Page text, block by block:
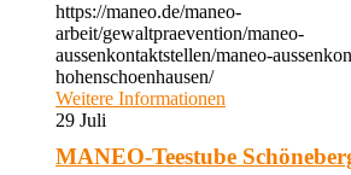
https://maneo.de/maneo-
arbeit/gewaltpraevention/maneo-
aussenkontaktstellen/maneo-
hohenschoenhausen/
Weitere Informationen
29 Juli
MANEO-Teestube